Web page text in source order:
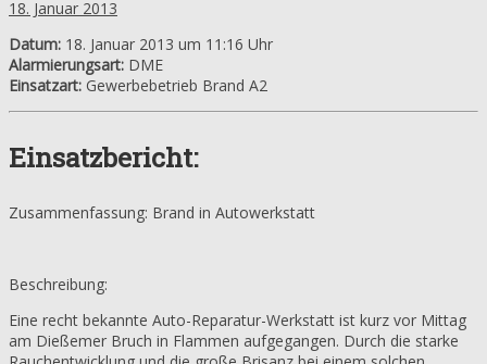
18. Januar 2013
Datum: 18. Januar 2013 um 11:16 Uhr
Alarmierungsart: DME
Einsatzart: Gewerbebetrieb Brand A2
Einsatzbericht:
Zusammenfassung: Brand in Autowerkstatt
Beschreibung:
Eine recht bekannte Auto-Reparatur-Werkstatt ist kurz vor Mittag
am Dießemer Bruch in Flammen aufgegangen. Durch die starke